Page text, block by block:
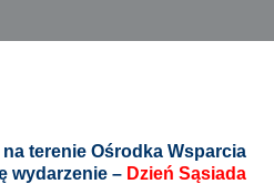
terenie Ośrodka Wsparcia
wydarzenie – Dzień Sąsiada